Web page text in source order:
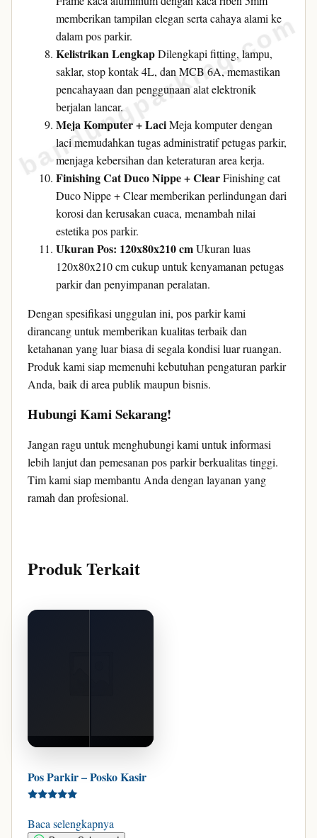
memberikan tampilan elegan serta cahaya alami ke
dalam pos parkir.
Kelistrikan LengkapDilengkapi fitting, lampu,
saklar, stop kontak 4L, dan MCB 6A, memastikan
pencahayaan dan penggunaan alat elektronik
berjalan lancar.
Meja Komputer + LaciMeja komputer dengan
laci memudahkan tugas administratif petugas parkir,
menjaga kebersihan dan keteraturan area kerja.
Finishing Cat Duco Nippe + ClearFinishing cat
Duco Nippe + Clear memberikan perlindungan dari
korosi dan kerusakan cuaca, menambah nilai
estetika pos parkir.
Ukuran Pos: 120x80x210 cmUkuran luas
120x80x210 cm cukup untuk kenyamanan petugas
parkir dan penyimpanan peralatan.
Dengan spesifikasi unggulan ini, pos parkir kami
dirancang untuk memberikan kualitas terbaik dan
ketahanan yang luar biasa di segala kondisi luar ruangan.
Produk kami siap memenuhi kebutuhan pengaturan parkir
Anda, baik di area publik maupun bisnis.
Hubungi Kami Sekarang!
Jangan ragu untuk menghubungi kami untuk informasi
lebih lanjut dan pemesanan pos parkir berkualitas tinggi.
Tim kami siap membantu Anda dengan layanan yang
ramah dan profesional.
Produk Terkait
LIHAT GAMBAR
msmparking.com
Pos Parkir – Posko Kasir
dari 5
Baca selengkapnya
bandungparking.com